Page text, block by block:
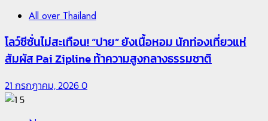
All over Thailand
โลว์ซีซั่นไม่สะเทือน! “ปาย” ยังเนื้อหอม นักท่องเที่ยวแห่
สัมผัส Pai Zipline ท้าความสูงกลางธรรมชาติ
21 กรกฎาคม, 20260
5